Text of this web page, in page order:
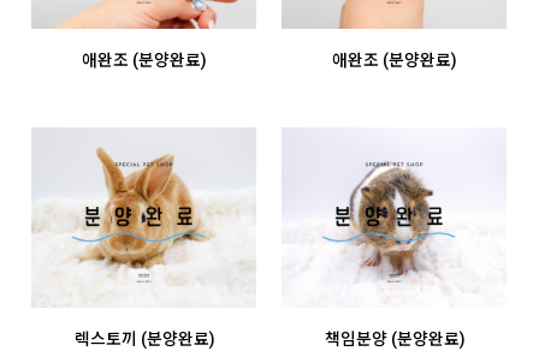
애완조 (분양완료) 애완조 (분양완료)
렉스토끼 (분양완료) 책임분양 (분양완료)